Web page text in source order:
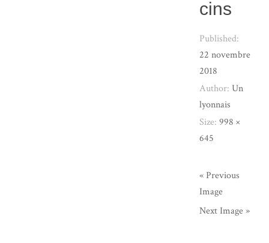
cins
Published:
22 novembre
2018
Author:Un
lyonnais
Size:998 ×
645
« Previous
Image
Next Image »